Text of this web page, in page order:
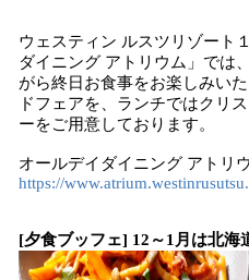
ウェスティン ルスツリゾート
ダイニング アトリウム」では
がら終日お食事をお楽しみい
ドフェアを、ランチではクリ
ーをご用意しております。
オールデイダイニング アトリ
https://
[夕食ブッフェ] 12～1月は北海